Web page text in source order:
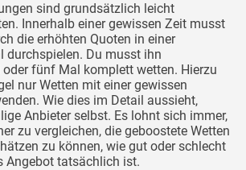
sind grundsätzlich leicht
Innerhalb einer gewissen Zeit musst
die erhöhten Quoten in einer
durchspielen. Du musst ihn
oder fünf Mal komplett wetten. Hierzu
nur Wetten mit einer gewissen
Wie dies im Detail aussieht,
Anbieter selbst. Es lohnt sich immer,
zu vergleichen, die geboostete Wetten
zu können, wie gut oder schlecht
Angebot tatsächlich ist.